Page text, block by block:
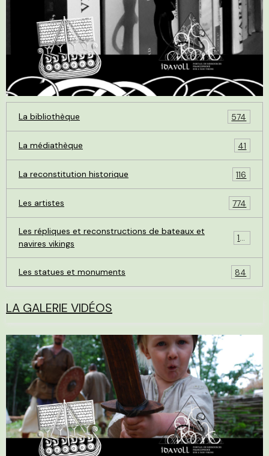
La bibliothèque 574
La médiathèque 41
La reconstitution historique 116
Les artistes 774
Les répliques et reconstructions de bateaux et
navires vikings
119
Les statues et monuments 84
LA GALERIE VIDÉOS